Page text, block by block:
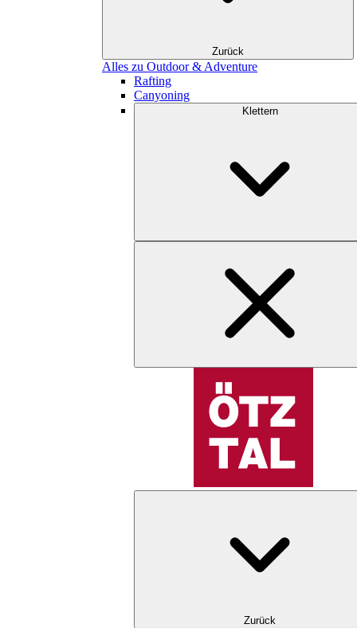
Zurück
Alles zu Outdoor & Adventure
Rafting
Canyoning
Klettern
Zurück